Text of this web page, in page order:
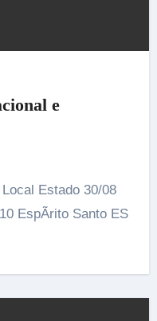
e
Estado 30/08
EspÃ­rito Santo ES